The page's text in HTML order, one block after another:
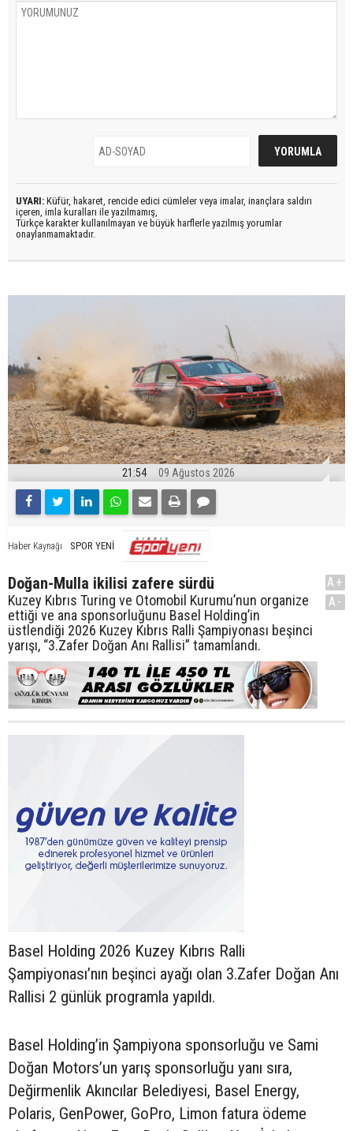
UYARI: Küfür, hakaret, rencide edici cümleler veya imalar, inançlara saldırı
içeren, imla kuralları ile yazılmamış,
Türkçe karakter kullanılmayan ve büyük harflerle yazılmış yorumlar
onaylanmamaktadır.
21:54 09 Ağustos 2026
Haber Kaynağı SPOR YENİ
Doğan-Mulla ikilisi zafere sürdü
Kuzey Kıbrıs Turing ve Otomobil Kurumu’nun organize
ettiği ve ana sponsorluğunu Basel Holding’in
üstlendiği 2026 Kuzey Kıbrıs Ralli Şampiyonası beşinci
yarışı, “3.Zafer Doğan Anı Rallisi” tamamlandı.
A+
A-
Basel Holding 2026 Kuzey Kıbrıs Ralli
Şampiyonası’nın beşinci ayağı olan 3.Zafer Doğan Anı
Rallisi 2 günlük programla yapıldı.
Basel Holding’in Şampiyona sponsorluğu ve Sami
Doğan Motors’un yarış sponsorluğu yanı sıra,
Değirmenlik Akıncılar Belediyesi, Basel Energy,
Polaris, GenPower, GoPro, Limon fatura ödeme